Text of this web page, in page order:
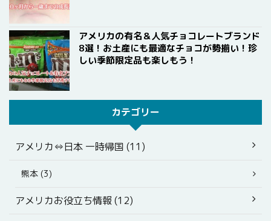
アメリカの有名＆人気チョコレートブランド
8選！お土産にも最適なチョコが勢揃い！珍
しい季節限定品も楽しもう！
カテゴリー
アメリカ⇔日本 一時帰国 (11)
熊本 (3)
アメリカお役立ち情報 (12)